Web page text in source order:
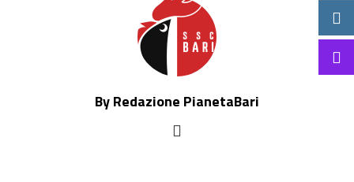
By Redazione PianetaBari